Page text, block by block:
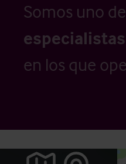
Somos uno
especialistas
en los que